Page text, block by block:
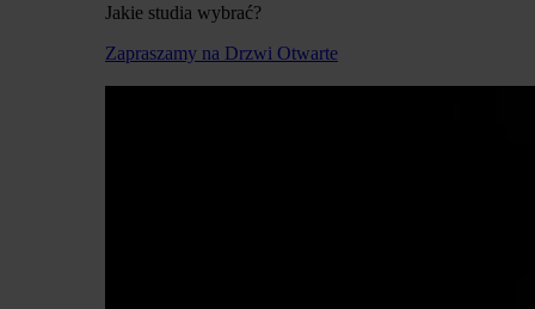
Jakie studia wybrać?
Zapraszamy na Drzwi Otwarte